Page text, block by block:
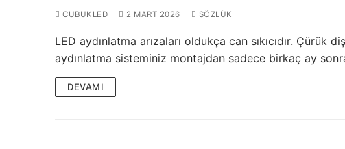
ANASAYFA
CUBUKLED 2 MART 2026 SÖZLÜK
LED aydınlatma arızaları oldukça can sıkıcıdır.
aydınlatma sisteminiz montajdan sadece birkaç ay
DEVAMI